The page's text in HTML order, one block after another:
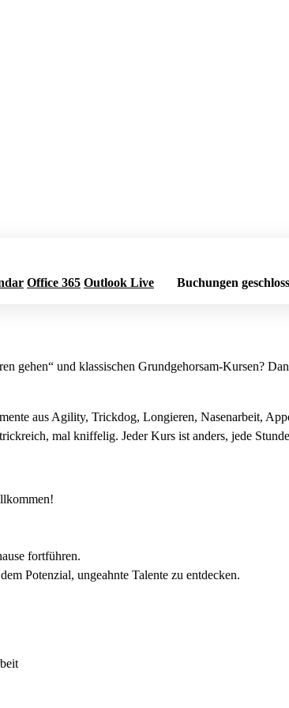
Office 365 Outlook Live Buchungen
gehen“ und klassischen Grundgehorsam-Kursen?
aus Agility, Trickdog, Longieren, Nasenarbeit,
mal kniffelig. Jeder Kurs ist anders, jede
fortführen.
Potenzial, ungeahnte Talente zu entdecken.